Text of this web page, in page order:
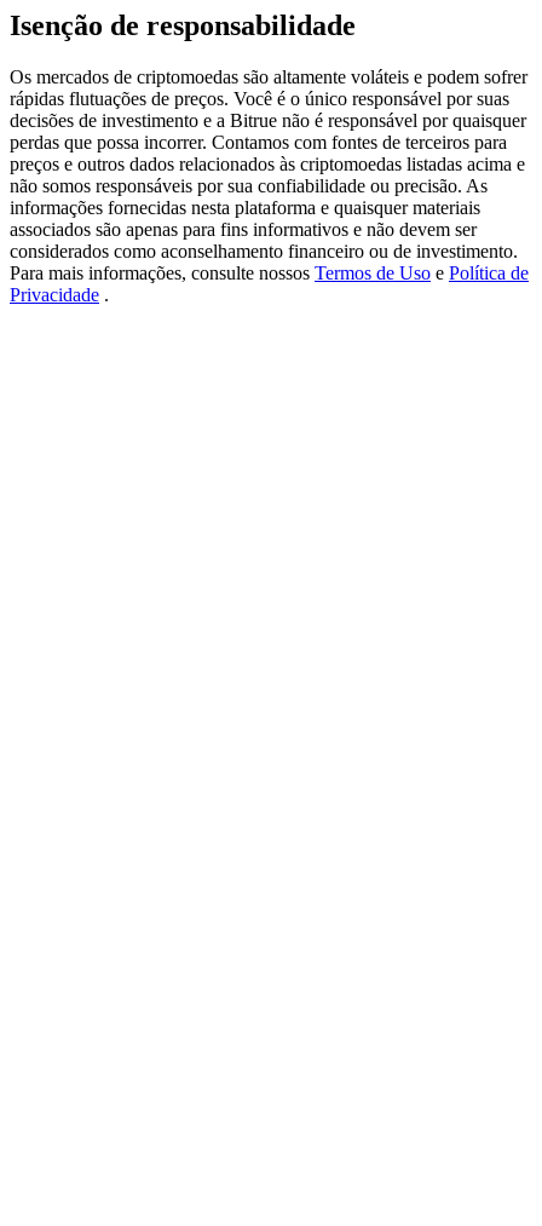
Exclusive for BitMart Users
Register & Trade to Win 500,000 USDT
Precious Metals Trading Carnival
Trade Gold & Silver · 33,333 USDT Bonus
Isenção de responsabilidade
Os mercados de criptomoedas são altamente voláteis e podem sofrer
rápidas flutuações de preços. Você é o único responsável por suas
decisões de investimento e a Bitrue não é responsável por quaisquer
perdas que possa incorrer. Contamos com fontes de terceiros para
preços e outros dados relacionados às criptomoedas listadas acima e
não somos responsáveis por sua confiabilidade ou precisão. As
informações fornecidas nesta plataforma e quaisquer materiais
associados são apenas para fins informativos e não devem ser
considerados como aconselhamento financeiro ou de investimento.
Para mais informações, consulte nossos Termos de Uso e Política de
Privacidade .